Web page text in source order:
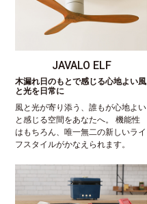
JAVALO ELF
木漏れ日のもとで感じる心地よい風
と光を日常に
風と光が寄り添う、誰もが心地よい
と感じる空間をあなたへ。 機能性
はもちろん、唯一無二の新しいライ
フスタイルがかなえられます。